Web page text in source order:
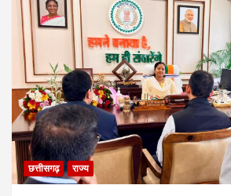
छत्तीसगढ़ राज्य